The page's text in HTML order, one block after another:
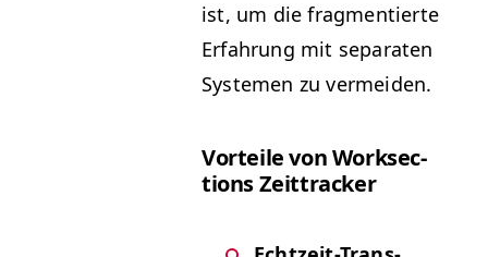
ist, um die frag­men­tierte
Erfahrung mit sep­a­rat­en
Sys­te­men zu vermeiden.
Vorteile von Work­sec­
tions Zeittracker